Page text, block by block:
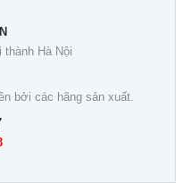
thành Hà Nội
bởi các hãng sản xuất.